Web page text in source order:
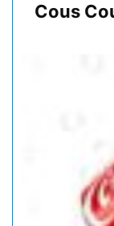
Cous